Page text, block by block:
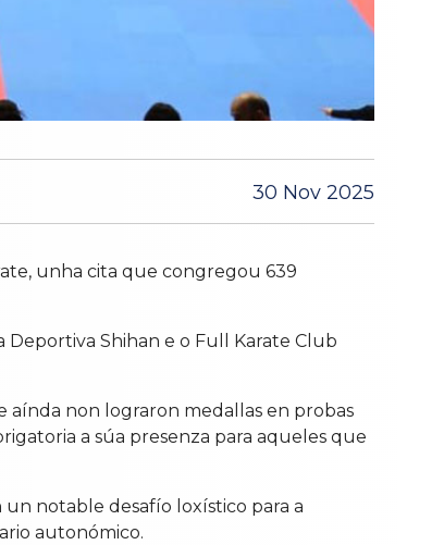
30 Nov 2025
unha cita que congregou 639
Deportiva Shihan e o Full Karate Club
aínda non lograron medallas en probas
a súa presenza para aqueles que
un notable desafío loxístico para a
autonómico.